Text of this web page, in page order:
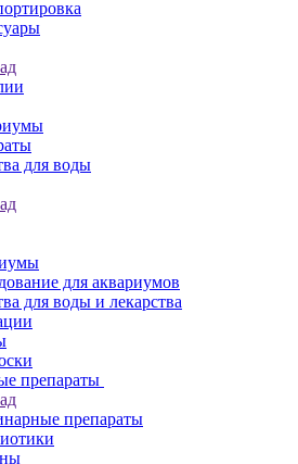
для воды
для аквариумов
для воды и лекарства
препараты
препараты